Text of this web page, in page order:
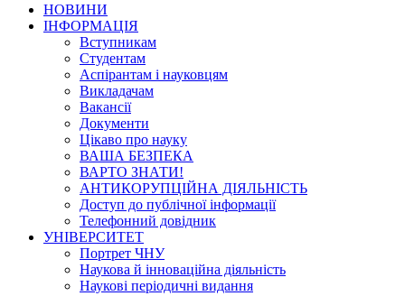
НОВИНИ
ІНФОРМАЦІЯ
Вступникам
Студентам
Аспірантам і науковцям
Викладачам
Вакансії
Документи
Цікаво про науку
ВАША БЕЗПЕКА
ВАРТО ЗНАТИ!
АНТИКОРУПЦІЙНА ДІЯЛЬНІСТЬ
Доступ до публічної інформації
Телефонний довідник
УНІВЕРСИТЕТ
Портрет ЧНУ
Наукова й інноваційна діяльність
Наукові періодичні видання